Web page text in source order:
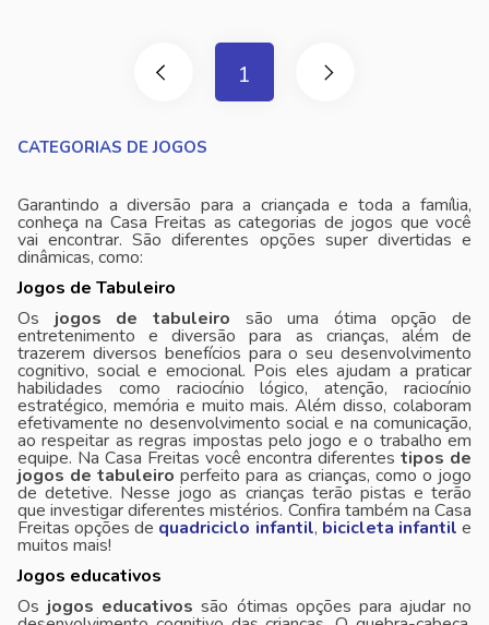
1
CATEGORIAS DE JOGOS
Garantindo a diversão para a criançada e toda a família,
conheça na Casa Freitas as categorias de jogos que você
vai encontrar. São diferentes opções super divertidas e
dinâmicas, como:
Jogos de Tabuleiro
Os jogos de tabuleiro são uma ótima opção de
entretenimento e diversão para as crianças, além de
trazerem diversos benefícios para o seu desenvolvimento
cognitivo, social e emocional. Pois eles ajudam a praticar
habilidades como raciocínio lógico, atenção, raciocínio
estratégico, memória e muito mais. Além disso, colaboram
efetivamente no desenvolvimento social e na comunicação,
ao respeitar as regras impostas pelo jogo e o trabalho em
equipe. Na Casa Freitas você encontra diferentes tipos de
jogos de tabuleiro perfeito para as crianças, como o jogo
de detetive. Nesse jogo as crianças terão pistas e terão
que investigar diferentes mistérios. Confira também na Casa
Freitas opções de quadriciclo infantil, bicicleta infantil e
muitos mais!
Jogos educativos
Os jogos educativos são ótimas opções para ajudar no